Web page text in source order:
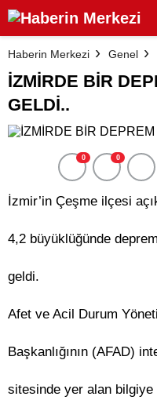
Haberin Merkezi Genel
İZMİRDE BİR
GELDİ..
0 0
İzmir’in Çeşme ilçesi
4,2 büyüklüğünde
geldi.
Afet ve Acil Durum
Başkanlığının (AFAD)
sitesinde yer alan bilgiye